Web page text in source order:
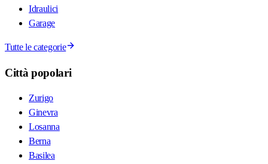
Idraulici
Garage
Tutte le categorie
Città popolari
Zurigo
Ginevra
Losanna
Berna
Basilea